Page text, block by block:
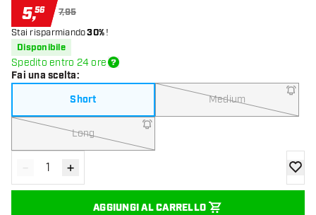
5,56 7,95
Stai risparmiando30%!
Disponibile
Spedito entro 24 ore
Fai una scelta:
Short
Medium
Long
Diminuisci quantità
- Aumenta quantità
+
AGGIUNGI AL CARRELLO